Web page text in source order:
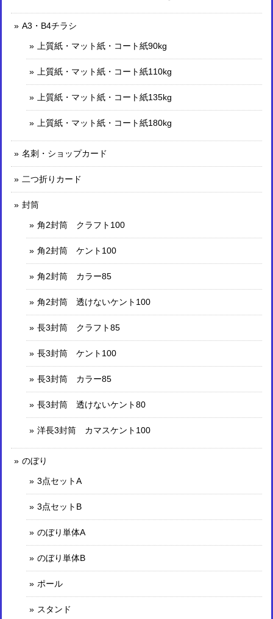
A3・B4チラシ
上質紙・マット紙・コート紙90kg
上質紙・マット紙・コート紙110kg
上質紙・マット紙・コート紙135kg
上質紙・マット紙・コート紙180kg
名刺・ショップカード
二つ折りカード
封筒
角2封筒 クラフト100
角2封筒 ケント100
角2封筒 カラー85
角2封筒 透けないケント100
長3封筒 クラフト85
長3封筒 ケント100
長3封筒 カラー85
長3封筒 透けないケント80
洋長3封筒 カマスケント100
のぼり
3点セットA
3点セットB
のぼり単体A
のぼり単体B
ポール
スタンド